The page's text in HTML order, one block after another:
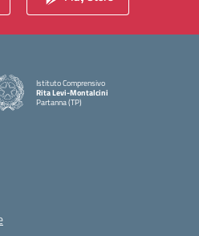
Istituto Comprensivo
Rita Levi-Montalcini
Partanna (TP)